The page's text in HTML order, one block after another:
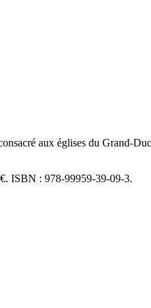
aux églises du Grand-
ISBN : 978-99959-39-09-3.